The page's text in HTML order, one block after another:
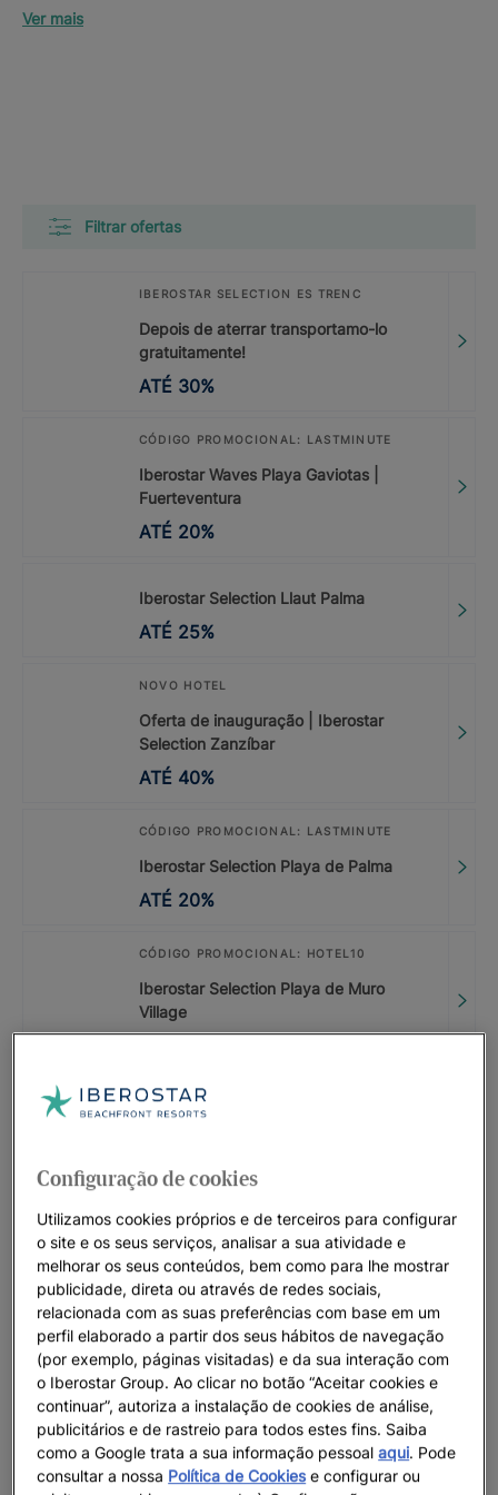
Ver mais
Filtrar ofertas
IBEROSTAR SELECTION ES TRENC
Depois de aterrar transportamo-lo
gratuitamente!
ATÉ 30%
CÓDIGO PROMOCIONAL: LASTMINUTE
Iberostar Waves Playa Gaviotas |
Fuerteventura
ATÉ 20%
Iberostar Selection Llaut Palma
ATÉ 25%
NOVO HOTEL
Oferta de inauguração | Iberostar
Selection Zanzíbar
ATÉ 40%
CÓDIGO PROMOCIONAL: LASTMINUTE
Iberostar Selection Playa de Palma
ATÉ 20%
CÓDIGO PROMOCIONAL: HOTEL10
Iberostar Selection Playa de Muro
Village
CÓDIGO PROMOCIONAL: LASTMINUTE
ATÉ 20%
CÓDIGO PROMOCIONAL: LASTMINUTE
Iberostar Selection Anthelia
ATÉ 20%
CÓDIGO PROMOCIONAL: LASTMINUTE
Iberostar Selection Kantaoui Bay |
Sousse
ATÉ 0 €
Configuração de cookies
Utilizamos cookies próprios e de terceiros para configurar
o site e os seus serviços, analisar a sua atividade e
melhorar os seus conteúdos, bem como para lhe mostrar
publicidade, direta ou através de redes sociais,
relacionada com as suas preferências com base em um
perfil elaborado a partir dos seus hábitos de navegação
(por exemplo, páginas visitadas) e da sua interação com
o Iberostar Group. Ao clicar no botão “Aceitar cookies e
continuar”, autoriza a instalação de cookies de análise,
publicitários e de rastreio para todos estes fins. Saiba
como a Google trata a sua informação pessoalaqui. Pode
consultar a nossa Política de Cookiese configurar ou